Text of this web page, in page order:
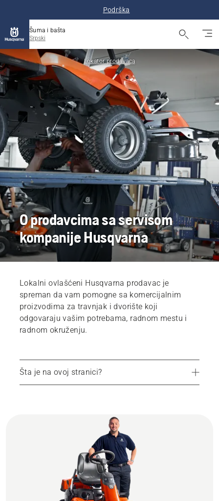
Podrška
Šuma i bašta
Srpski
Lokator prodavaca
O prodavcima sa servisom
kompanije Husqvarna
Lokalni ovlašćeni Husqvarna prodavac je
spreman da vam pomogne sa komercijalnim
proizvodima za travnjak i dvorište koji
odgovaraju vašim potrebama, radnom mestu i
radnom okruženju.
Šta je na ovoj stranici?
Nađite lokalnog prodavca
Više o originalnom servisu i rezervnim delovima